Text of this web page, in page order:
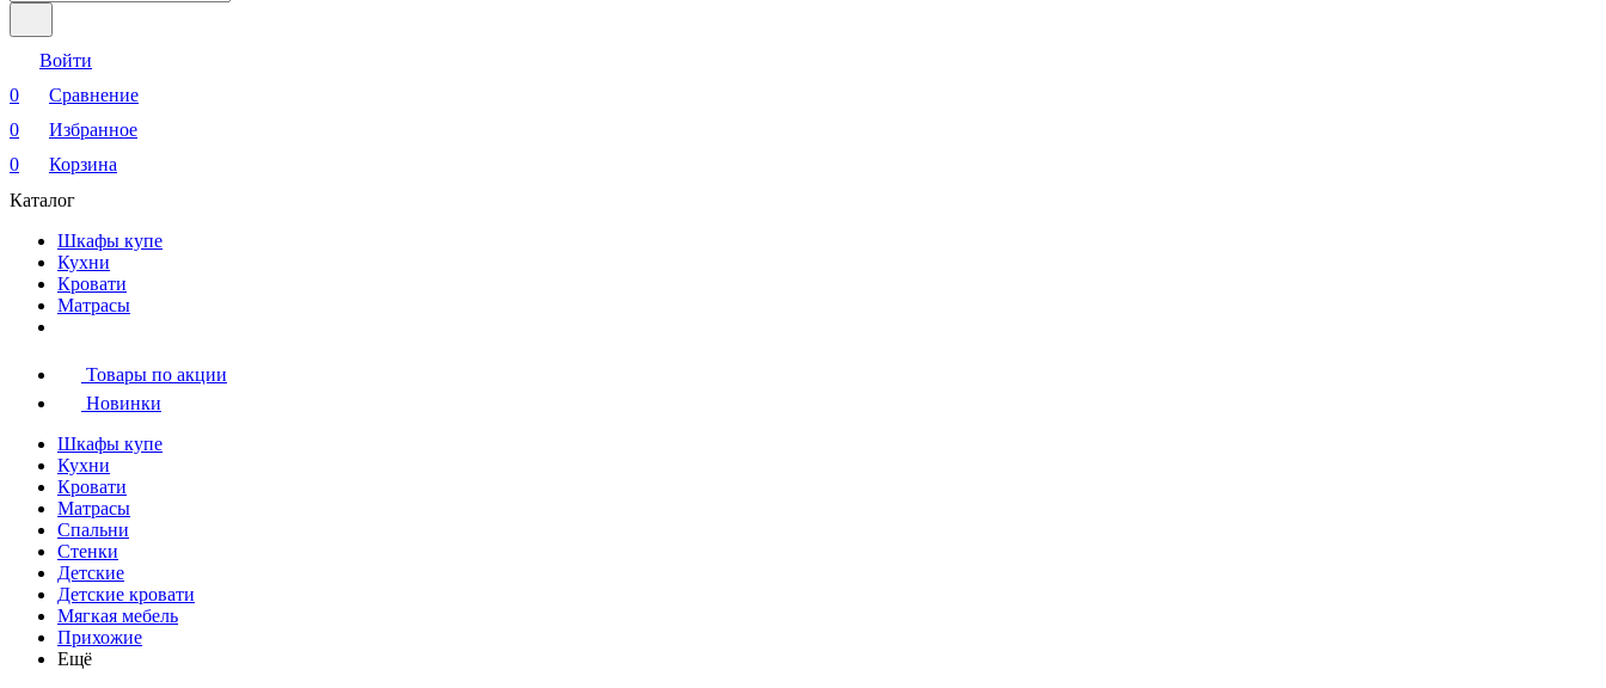
Войти
0
Сравнение
0
Избранное
0
Корзина
Каталог
Шкафы купе
Кухни
Кровати
Матрасы
Товары по акции
Новинки
Шкафы купе
Кухни
Кровати
Матрасы
Cпальни
Стенки
Детские
Детские кровати
Мягкая мебель
Прихожие
Ещё